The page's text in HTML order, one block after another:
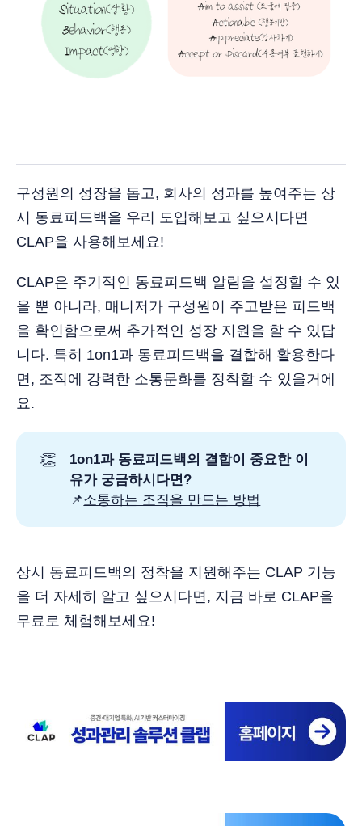
구성원의 성장을 돕고, 회사의 성과를 높여주는 상
시 동료피드백을 우리 도입해보고 싶으시다면
CLAP을 사용해보세요!
CLAP은 주기적인 동료피드백 알림을 설정할 수 있
을 뿐 아니라, 매니저가 구성원이 주고받은 피드백
을 확인함으로써 추가적인 성장 지원을 할 수 있답
니다. 특히 1on1과 동료피드백을 결합해 활용한다
면, 조직에 강력한 소통문화를 정착할 수 있을거에
요.
👏
1on1과 동료피드백의 결합이 중요한 이
유가 궁금하시다면?
📌소통하는 조직을 만드는 방법
상시 동료피드백의 정착을 지원해주는 CLAP 기능
을 더 자세히 알고 싶으시다면, 지금 바로 CLAP을
무료로 체험해보세요!